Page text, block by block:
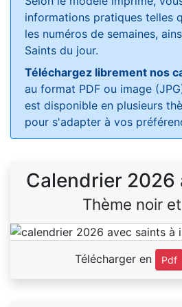
informations pratiques telles
les numéros de semaines,
Saints du jour.
Téléchargez librement nos
au format PDF ou image
est disponible en plusieurs
pour s'adapter à vos
Calendrier 2026
Thème noir
Télécharger en Pdf